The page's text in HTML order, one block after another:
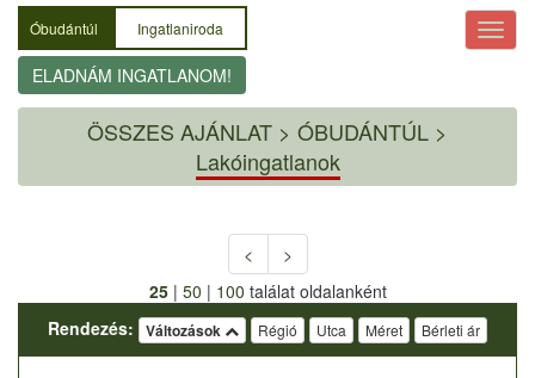
Óbudántúl Ingatlaniroda
ELADNÁM INGATLANOM!
ÖSSZES AJÁNLAT > ÓBUDÁNTÚL >
Lakóingatlanok
<
>
25| 50 | 100 találat oldalanként
Rendezés:
Változások Régió Utca Méret Bérleti ár